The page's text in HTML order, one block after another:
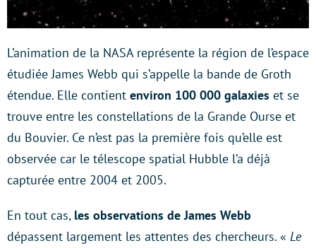
L’animation de la NASA représente la région de l’espace
étudiée James Webb qui s’appelle la bande de Groth
étendue. Elle contient environ 100 000 galaxies et se
trouve entre les constellations de la Grande Ourse et
du Bouvier. Ce n’est pas la première fois qu’elle est
observée car le télescope spatial Hubble l’a déjà
capturée entre 2004 et 2005.
En tout cas, les observations de James Webb
dépassent largement les attentes des chercheurs. « Le